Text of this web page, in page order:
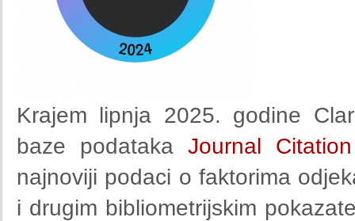
Krajem lipnja 2025. godine
baze podataka Journal
najnoviji podaci o faktorima
i drugim bibliometrijskim